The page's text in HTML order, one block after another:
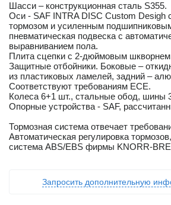
Шасси – конструкционная сталь S355.
Оси - SAF INTRA DISC Custom Desigh
тормозом и усиленным
пневматическая подвеска с
выравниванием пола.
Плита сцепки с 2-дюймовым шкворнем
Защитные отбойники. Боковые –
из пластиковых ламелей, задний –
Соответствуют требованиям ECE.
Колеса 6+1 шт., стальные обод, шины
Опорные устройства - SAF,
Тормозная система отвечает
Автоматическая регулировка
система ABS/EBS фирмы KNORR-
Запросить дополнительную